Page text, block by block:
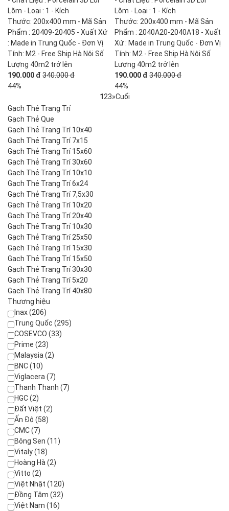
Lõm - Loại : 1 - Kích
Thước: 200x400 mm - Mã Sản
Phẩm : 20409-20405 - Xuất Xứ
: Made in Trung Quốc - Đơn Vị
Tính: M2 - Free Ship Hà Nội Số
Lượng 40m2 trở lên
190.000 đ 340.000 đ
44%
Lõm - Loại : 1 - Kích
Thước: 200x400 mm - Mã Sản
Phẩm : 2040A20-2040A18 - Xuất
Xứ : Made in Trung Quốc - Đơn Vị
Tính: M2 - Free Ship Hà Nội Số
Lượng 40m2 trở lên
190.000 đ 340.000 đ
44%
1 23»Cuối
Gạch Thẻ Trang Trí
Gạch Thẻ Que
Gạch Thẻ Trang Trí 10x40
Gạch Thẻ Trang Trí 7x15
Gạch Thẻ Trang Trí 15x60
Gạch Thẻ Trang Trí 30x60
Gạch Thẻ Trang Trí 10x10
Gạch Thẻ Trang Trí 6x24
Gạch Thẻ Trang Trí 7,5x30
Gạch Thẻ Trang Trí 10x20
Gạch Thẻ Trang Trí 20x40
Gạch Thẻ Trang Trí 10x30
Gạch Thẻ Trang Trí 25x50
Gạch Thẻ Trang Trí 15x30
Gạch Thẻ Trang Trí 15x50
Gạch Thẻ Trang Trí 30x30
Gạch Thẻ Trang Trí 5x20
Gạch Thẻ Trang Trí 40x80
Thương hiệu
Inax (206)
Trung Quốc (295)
COSEVCO (33)
Prime (23)
Malaysia (2)
BNC (10)
Viglacera (7)
Thanh Thanh (7)
HGC (2)
Đất Việt (2)
Ấn Độ (58)
CMC (7)
Bông Sen (11)
Vitaly (18)
Hoàng Hà (2)
Vitto (2)
Việt Nhật (120)
Đồng Tâm (32)
Việt Nam (16)